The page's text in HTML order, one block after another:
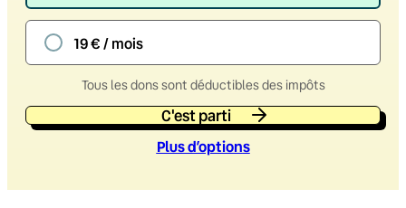
19 € / mois
Tous les dons sont déductibles des impôts
C'est parti
Plus d’options